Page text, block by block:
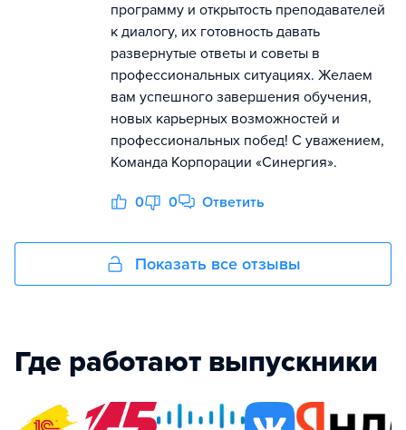
программу и открытость преподавателей
к диалогу, их готовность давать
развернутые ответы и советы в
профессиональных ситуациях. Желаем
вам успешного завершения обучения,
новых карьерных возможностей и
профессиональных побед! С уважением,
Команда Корпорации «Синергия».
0 0 Ответить
Показать все отзывы
Где работают выпускники